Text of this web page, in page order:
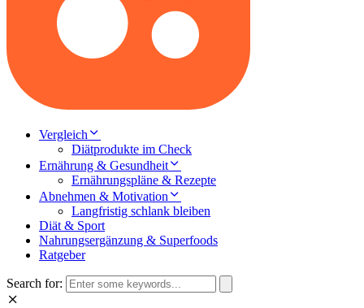
Vergleich
Diätprodukte im Check
Ernährung & Gesundheit
Ernährungspläne & Rezepte
Abnehmen & Motivation
Langfristig schlank bleiben
Diät & Sport
Nahrungsergänzung & Superfoods
Ratgeber
Search for: